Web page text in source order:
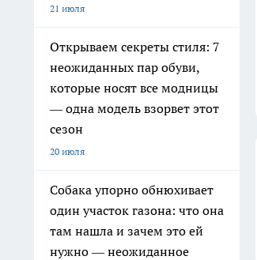
21 июля
Открываем секреты стиля: 7
неожиданных пар обуви,
которые носят все модницы
— одна модель взорвет этот
сезон
20 июля
Собака упорно обнюхивает
один участок газона: что она
там нашла и зачем это ей
нужно — неожиданное